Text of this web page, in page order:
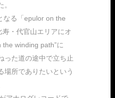
なる「epulor on the
・代官山エリアにオ
the winding path”に
った道の途中で立ち止
場所でありたいという